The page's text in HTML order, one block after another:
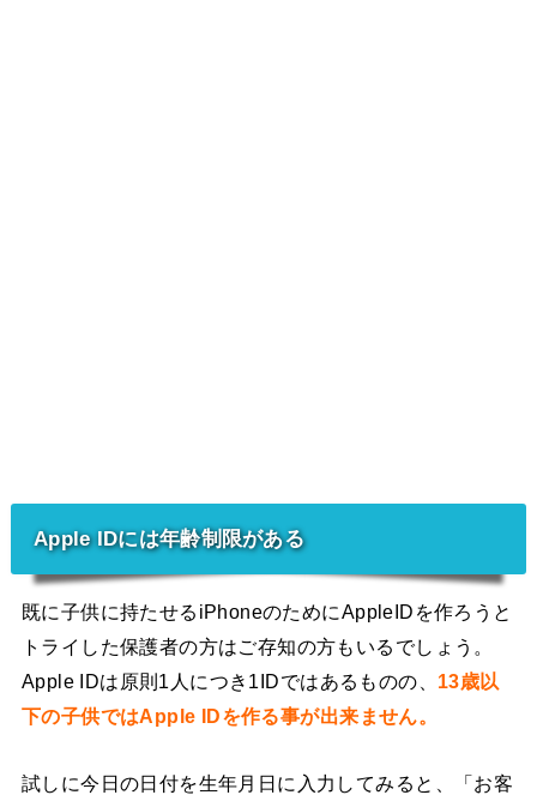
Apple IDには年齢制限がある
既に子供に持たせるiPhoneのためにAppleIDを作ろうと
トライした保護者の方はご存知の方もいるでしょう。
Apple IDは原則1人につき1IDではあるものの、 13歳以
下の子供ではApple IDを作る事が出来ません。
試しに今日の日付を生年月日に入力してみると、「お客